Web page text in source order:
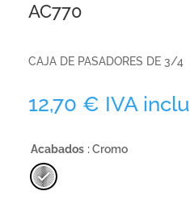
AC770
CAJA DE PASADORES DE 3/4
12,70 € IVA
Acabados : Cromo